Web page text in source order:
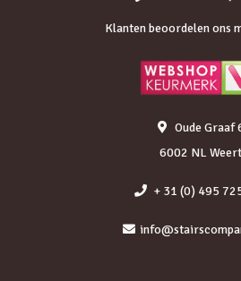
Klanten beoordelen ons
Oude Graaf
6002 NL Weert
+ 31 (0) 495